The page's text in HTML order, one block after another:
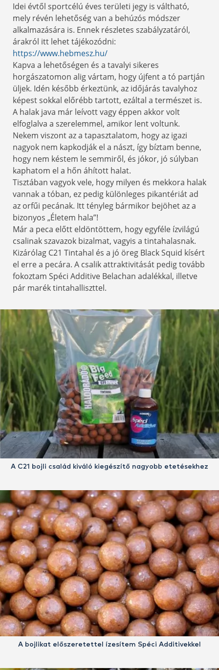
Idei évtől sportcélú éves területi jegy is váltható,
mely révén lehetőség van a behúzós módszer
alkalmazására is. Ennek részletes szabályzatáról,
árakról itt lehet tájékozódni:
https://www.hebmesz.hu/
Kapva a lehetőségen és a tavalyi sikeres
horgászatomon alig vártam, hogy újfent a tó partján
üljek. Idén később érkeztünk, az időjárás tavalyhoz
képest sokkal előrébb tartott, ezáltal a természet is.
A halak java már leívott vagy éppen akkor volt
elfoglalva a szerelemmel, amikor lent voltunk.
Nekem viszont az a tapasztalatom, hogy az igazi
nagyok nem kapkodják el a nászt, így bíztam benne,
hogy nem késtem le semmiről, és jókor, jó súlyban
kaphatom el a hőn áhított halat.
Tisztában vagyok vele, hogy milyen és mekkora halak
vannak a tóban, ez pedig különleges pikantériát ad
az orfűi pecának. Itt tényleg bármikor bejöhet az a
bizonyos „Életem hala”!
Már a peca előtt eldöntöttem, hogy egyféle ízvilágú
csalinak szavazok bizalmat, vagyis a tintahalasnak.
Kizárólag C21 Tintahal és a jó öreg Black Squid kísért
el erre a pecára. A csalik attraktivitását pedig tovább
fokoztam Spéci Additive Belachan adalékkal, illetve
pár marék tintahalliszttel.
A C21 bojli család kiváló kiegészítő nagyobb etetésekhez
A bojlikat előszeretettel ízesítem Spéci Additivekkel